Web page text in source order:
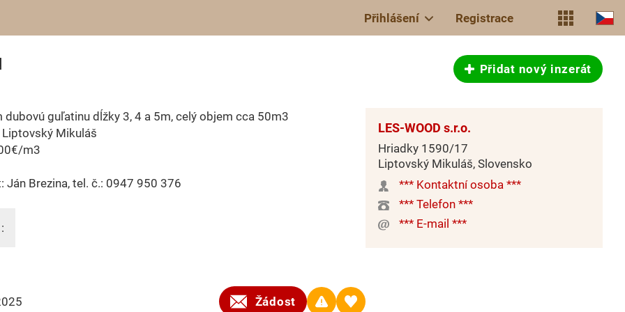
Přihlášení Registrace
Přidat nový inzerát
dubovú guľatinu dĺžky 3, 4 a 5m, celý objem cca 50m3
Liptovský Mikuláš
m3
Ján Brezina, tel. č.: 0947 950 376
Žádost
LES-WOOD s.r.o.
Hriadky 1590/17
Liptovský Mikuláš, Slovensko
*** Kontaktní osoba ***
*** Telefon ***
*** E-mail ***